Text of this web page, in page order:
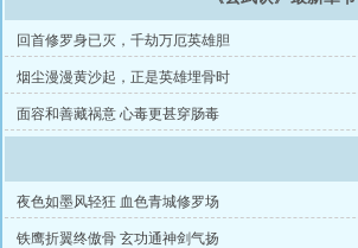
回首修罗身已灭，千劫万厄英雄胆
烟尘漫漫黄沙起，正是英雄埋骨时
面容和善藏祸意 心毒更甚穿肠毒
夜色如墨风轻狂 血色青城修罗场
铁鹰折翼终傲骨 玄功通神剑气扬